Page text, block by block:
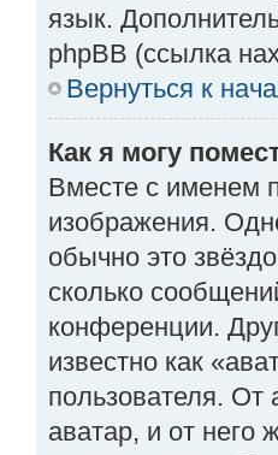
язык.
phpBB (ссылка
Вернуться к
Как я могу
Вместе с именем
изображения.
обычно это
сколько
конференции.
известно как
пользователя. От
аватар, и от него